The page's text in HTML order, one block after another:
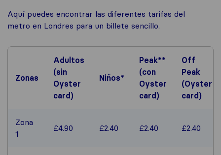
Aquí puedes encontrar las diferentes tarifas del
metro en Londres para un billete sencillo.
Zonas
Adultos
(sin
Oyster
card)
Niños*
Peak**
(con
Oyster
card)
Off
Peak
(Oyster
card)
Zona
1
£4.90 £2.40 £2.40 £2.40